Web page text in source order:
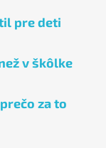
pre deti
v škôlke
za to